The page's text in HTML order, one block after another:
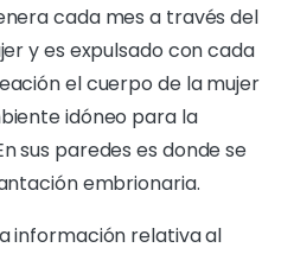
cada mes a través del
y es expulsado con cada
el cuerpo de la mujer
idóneo para la
sus paredes es donde se
embrionaria.
información relativa al